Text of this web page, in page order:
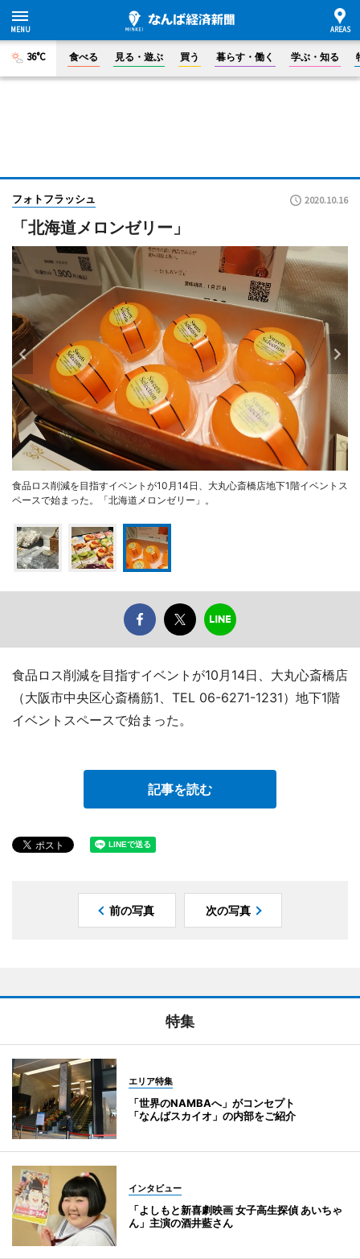
36°C 食べる 見る・遊ぶ 買う 暮らす・働く 学ぶ・知る
フォトフラッシュ 2020.10.16
「北海道メロンゼリー」
食品ロス削減を目指すイベントが10月14日、大丸心斎橋店地下1階イベントス
ペースで始まった。「北海道メロンゼリー」。
食品ロス削減を目指すイベントが10月14日、大丸心斎橋店
（大阪市中央区心斎橋筋1、TEL 06-6271-1231）地下1階
イベントスペースで始まった。
記事を読む
前の写真 次の写真
特集
エリア特集
「世界のNAMBAへ」がコンセプト
「なんばスカイオ」の内部をご紹介
インタビュー
「よしもと新喜劇映画 女子高生探偵 あいちゃ
ん」主演の酒井藍さん